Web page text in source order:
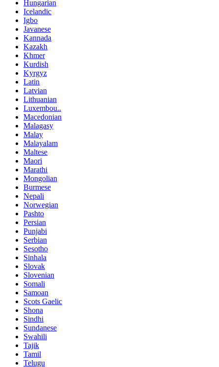
Hungarian
Icelandic
Igbo
Javanese
Kannada
Kazakh
Khmer
Kurdish
Kyrgyz
Latin
Latvian
Lithuanian
Luxembou..
Macedonian
Malagasy
Malay
Malayalam
Maltese
Maori
Marathi
Mongolian
Burmese
Nepali
Norwegian
Pashto
Persian
Punjabi
Serbian
Sesotho
Sinhala
Slovak
Slovenian
Somali
Samoan
Scots Gaelic
Shona
Sindhi
Sundanese
Swahili
Tajik
Tamil
Telugu